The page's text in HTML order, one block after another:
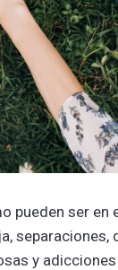
pueden ser en
y